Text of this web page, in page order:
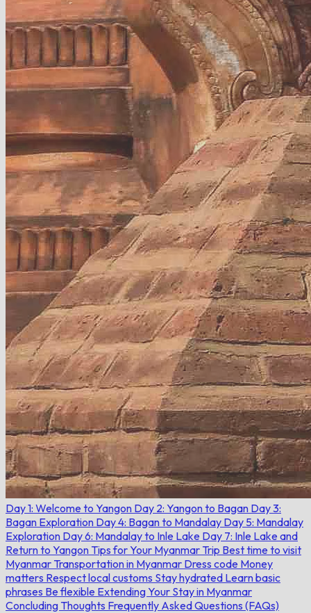
Day 1: Welcome to Yangon Day 2: Yangon to Bagan Day 3:
Bagan Exploration Day 4: Bagan to Mandalay Day 5: Mandalay
Exploration Day 6: Mandalay to Inle Lake Day 7: Inle Lake and
Return to Yangon Tips for Your Myanmar Trip Best time to visit
Myanmar Transportation in Myanmar Dress code Money
matters Respect local customs Stay hydrated Learn basic
phrases Be flexible Extending Your Stay in Myanmar
Concluding Thoughts Frequently Asked Questions (FAQs)